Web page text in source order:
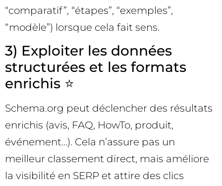
“comparatif”, “étapes”, “exemples”,
“modèle”) lorsque cela fait sens.
3) Exploiter les données
structurées et les formats
enrichis ⭐
Schema.org peut déclencher des résultats
enrichis (avis, FAQ, HowTo, produit,
événement…). Cela n’assure pas un
meilleur classement direct, mais améliore
la visibilité en SERP et attire des clics